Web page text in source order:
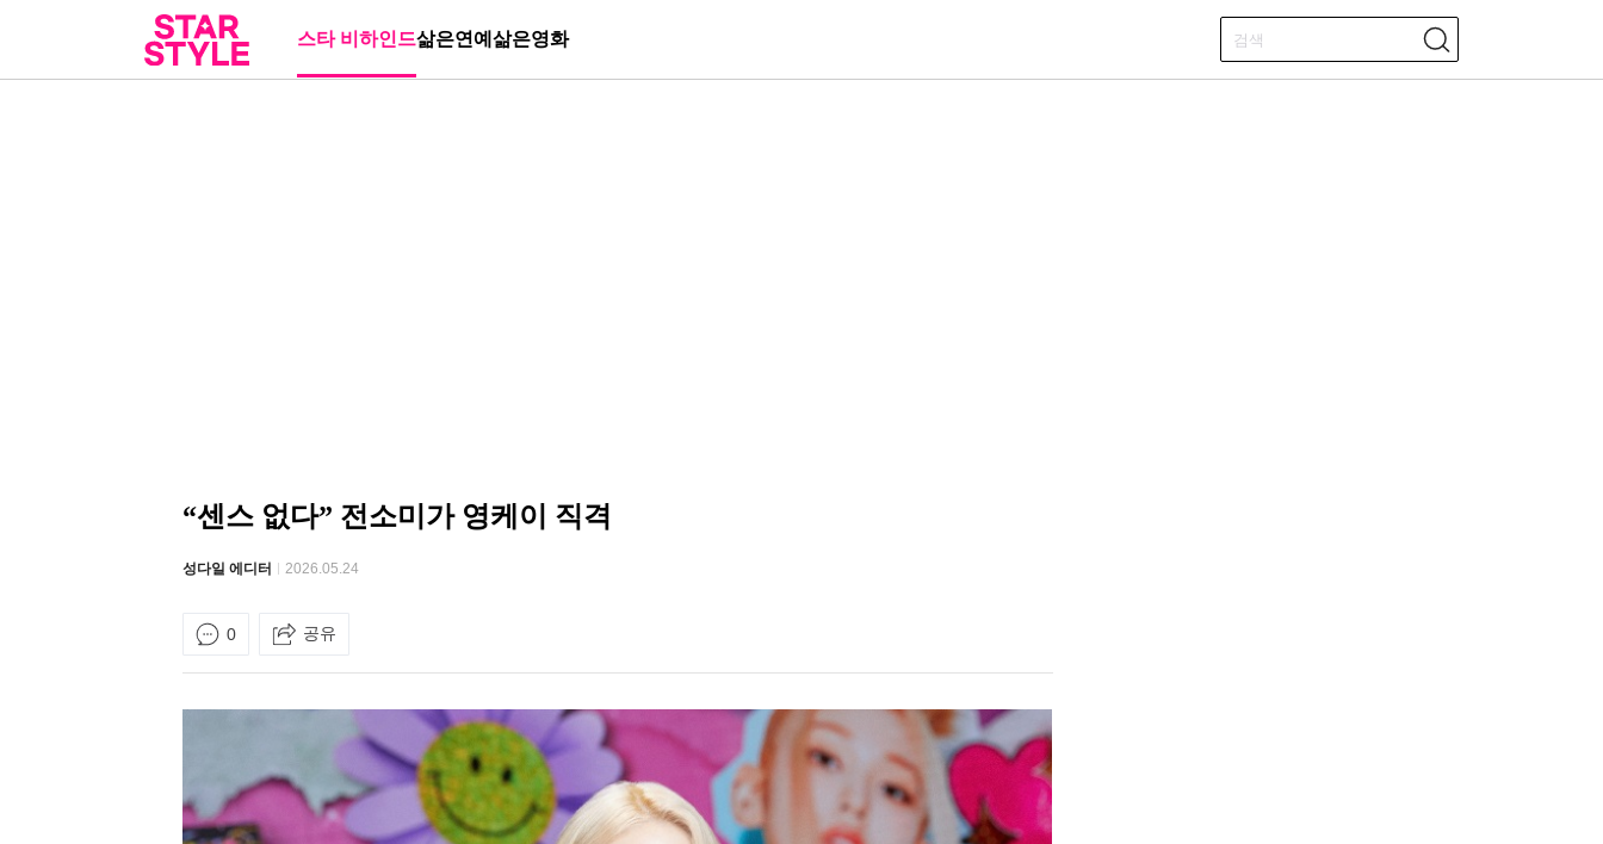
스타 비하인드삶은연예 삶은영화
“센스 없다” 전소미가 영케이 직격
성다일 에디터 2026.05.24
0 공유